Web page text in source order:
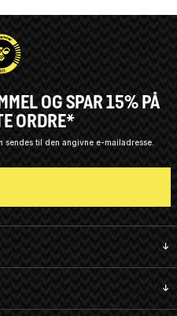
OG SPAR 15% PÅ
ORDRE*
sendes til den angivne e-mailadresse.